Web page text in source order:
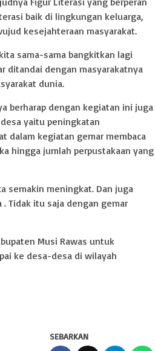
baik di lingkungan keluarga,
kesejahteraan masyarakat.
sama-sama bangkitkan lagi
ditandai dengan masyarakatnya
dunia.
berharap dengan kegiatan ini juga
yaitu peningkatan
dalam kegiatan gemar membaca
hingga jumlah perpustakaan yang
semakin meningkat. Dan juga
Tidak itu saja dengan gemar
Musi Rawas untuk
ke desa-desa di wilayah
SEBARKAN